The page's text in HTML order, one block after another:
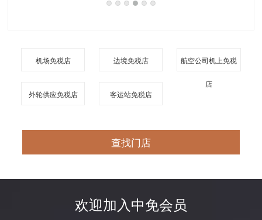
机场免税店 边境免税店 航空公司机上免税
店
外轮供应免税店
客运站免税店
查找门店
欢迎加入中免会员